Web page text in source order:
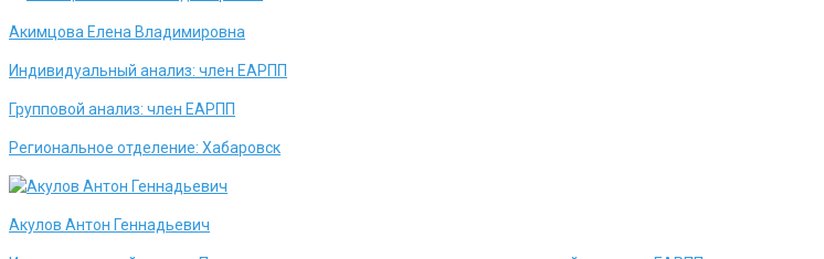
Акимцова Елена Владимировна
Индивидуальный анализ: член ЕАРПП
Групповой анализ: член ЕАРПП
Региональное отделение: Хабаровск
Акулов Антон Геннадьевич